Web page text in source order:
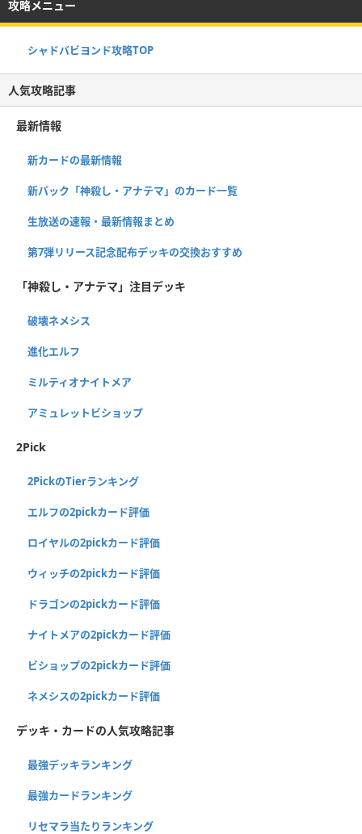
攻略メニュー
シャドバビヨンド攻略TOP
人気攻略記事
最新情報
新カードの最新情報
新パック「神殺し・アナテマ」のカード一覧
生放送の速報・最新情報まとめ
第7弾リリース記念配布デッキの交換おすすめ
「神殺し・アナテマ」注目デッキ
破壊ネメシス
進化エルフ
ミルティオナイトメア
アミュレットビショップ
2Pick
2PickのTierランキング
エルフの2pickカード評価
ロイヤルの2pickカード評価
ウィッチの2pickカード評価
ドラゴンの2pickカード評価
ナイトメアの2pickカード評価
ビショップの2pickカード評価
ネメシスの2pickカード評価
デッキ・カードの人気攻略記事
最強デッキランキング
最強カードランキング
リセマラ当たりランキング